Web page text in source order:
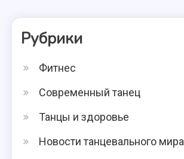
Рубрики
Фитнес
Современный танец
Танцы и здоровье
Новости танцевального мира